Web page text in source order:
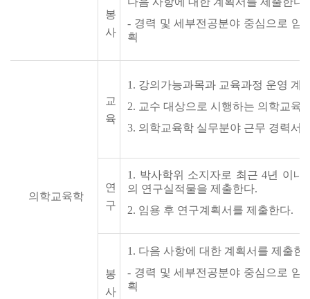
봉
사
- 경력 및 세부전공분야 중심으로 임
획
의학교육학
교
육
1. 강의가능과목과 교육과정 운영 계
2. 교수 대상으로 시행하는 의학교육
3. 의학교육학 실무분야 근무 경력서
연
구
1. 박사학위 소지자로 최근 4년 이내
의 연구실적물을 제출한다.
2. 임용 후 연구계획서를 제출한다.
봉
사
1. 다음 사항에 대한 계획서를 제출한
- 경력 및 세부전공분야 중심으로 임
획